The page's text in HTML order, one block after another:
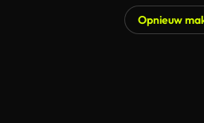
Opnieuw